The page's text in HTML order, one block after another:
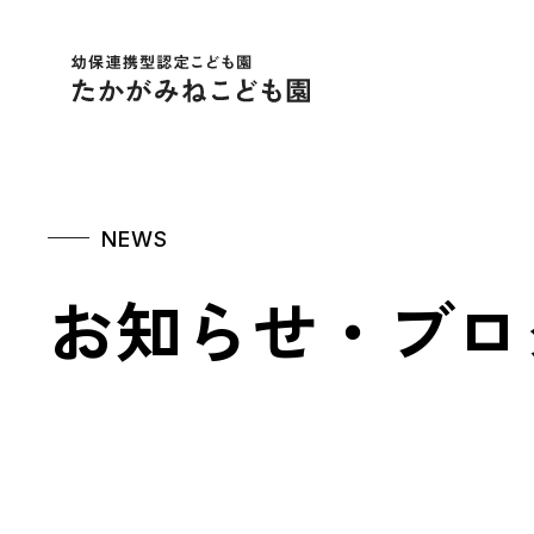
幼保連携型認定こど
NEWS
お知らせ・ブ